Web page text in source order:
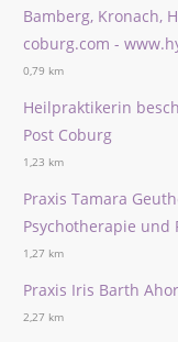
Bamberg, Kronach,
coburg.com -
0,79 km
Heilpraktikerin
Post Coburg
1,23 km
Praxis Tamara
Psychotherapie und
1,27 km
Praxis Iris Barth
2,27 km